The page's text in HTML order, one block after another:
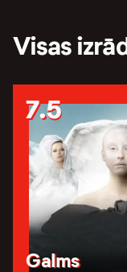
Visas
7.5
Galms